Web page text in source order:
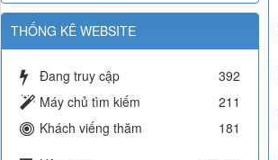
THỐNG KÊ WEBSITE
Đang truy cập
392
Máy chủ tìm kiếm
211
Khách viếng thăm
181